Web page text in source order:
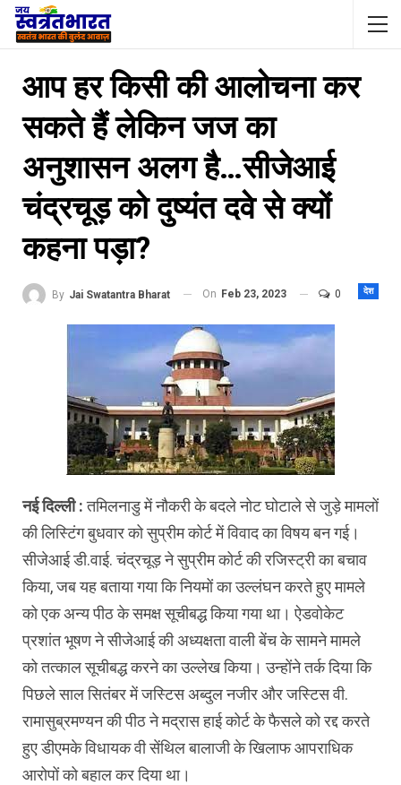
आप हर किसी की आलोचना कर
सकते हैं लेकिन जज का
अनुशासन अलग है…सीजेआई
चंद्रचूड़ को दुष्यंत दवे से क्यों
कहना पड़ा?
देश
By Jai Swatantra Bharat On Feb 23, 2023 0
नई दिल्ली :तमिलनाडु में नौकरी के बदले नोट घोटाले से जुड़े मामलों
की लिस्टिंग बुधवार को सुप्रीम कोर्ट में विवाद का विषय बन गई।
सीजेआई डी.वाई. चंद्रचूड़ ने सुप्रीम कोर्ट की रजिस्ट्री का बचाव
किया, जब यह बताया गया कि नियमों का उल्लंघन करते हुए मामले
को एक अन्य पीठ के समक्ष सूचीबद्ध किया गया था। ऐडवोकेट
प्रशांत भूषण ने सीजेआई की अध्यक्षता वाली बेंच के सामने मामले
को तत्काल सूचीबद्ध करने का उल्लेख किया। उन्होंने तर्क दिया कि
पिछले साल सितंबर में जस्टिस अब्दुल नजीर और जस्टिस वी.
रामासुब्रमण्यन की पीठ ने मद्रास हाई कोर्ट के फैसले को रद्द करते
हुए डीएमके विधायक वी सेंथिल बालाजी के खिलाफ आपराधिक
आरोपों को बहाल कर दिया था।